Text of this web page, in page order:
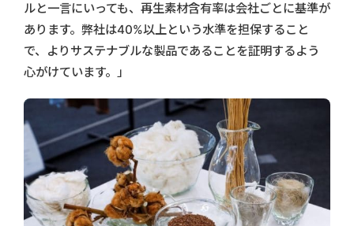
ルと一言にいっても、再生素材含有率は会社ごとに基準が
あります。弊社は40%以上という水準を担保すること
で、よりサステナブルな製品であることを証明するよう
心がけています。」